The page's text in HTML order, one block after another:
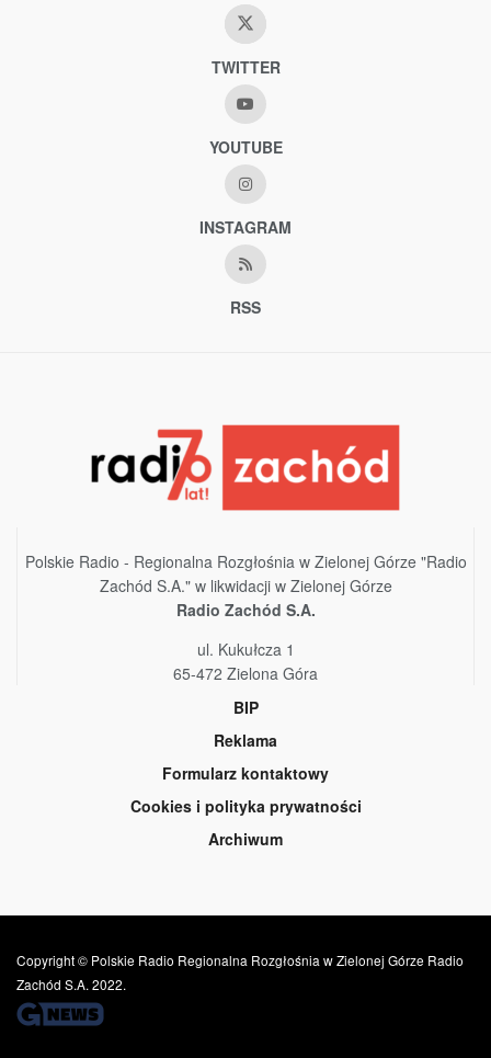
TWITTER
YOUTUBE
INSTAGRAM
RSS
Polskie Radio - Regionalna Rozgłośnia w Zielonej Górze "Radio
Zachód S.A." w likwidacji w Zielonej Górze
Radio Zachód S.A.
ul. Kukułcza 1
65-472 Zielona Góra
BIP
Reklama
Formularz kontaktowy
Cookies i polityka prywatności
Archiwum
Copyright © Polskie Radio Regionalna Rozgłośnia w Zielonej Górze Radio
Zachód S.A. 2022.